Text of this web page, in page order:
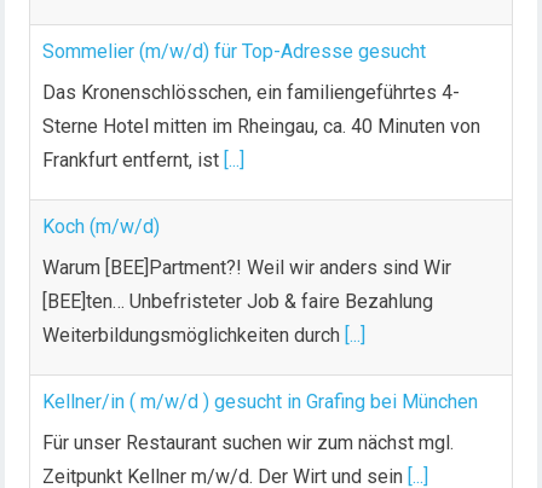
Sommelier (m/w/d) für Top-Adresse gesucht
Das Kronenschlösschen, ein familiengeführtes 4-
Sterne Hotel mitten im Rheingau, ca. 40 Minuten von
Frankfurt entfernt, ist [...]
Koch (m/w/d)
Warum [BEE]Partment?! Weil wir anders sind Wir
[BEE]ten… Unbefristeter Job & faire Bezahlung
Weiterbildungsmöglichkeiten durch [...]
Kellner/in ( m/w/d ) gesucht in Grafing bei München
Für unser Restaurant suchen wir zum nächst mgl.
Zeitpunkt Kellner m/w/d. Der Wirt und sein [...]